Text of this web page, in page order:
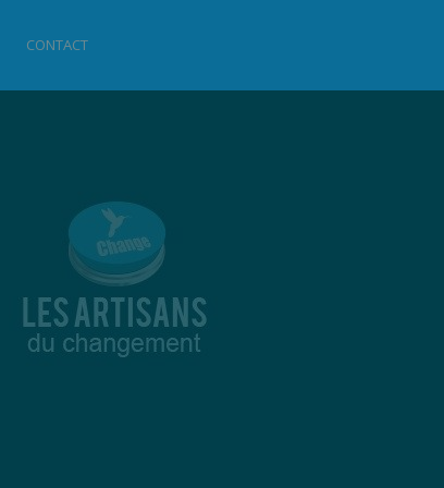
CONTACT